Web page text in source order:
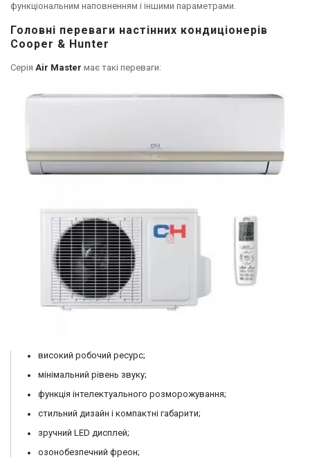
функціональним наповненням і іншими параметрами.
Головні переваги настінних кондиціонерів
Cooper & Hunter
Серія Air Master має такі переваги:
високий робочий ресурс;
мінімальний рівень звуку;
функція інтелектуального розморожування;
стильний дизайн і компактні габарити;
зручний LED дисплей;
озонобезпечний фреон;